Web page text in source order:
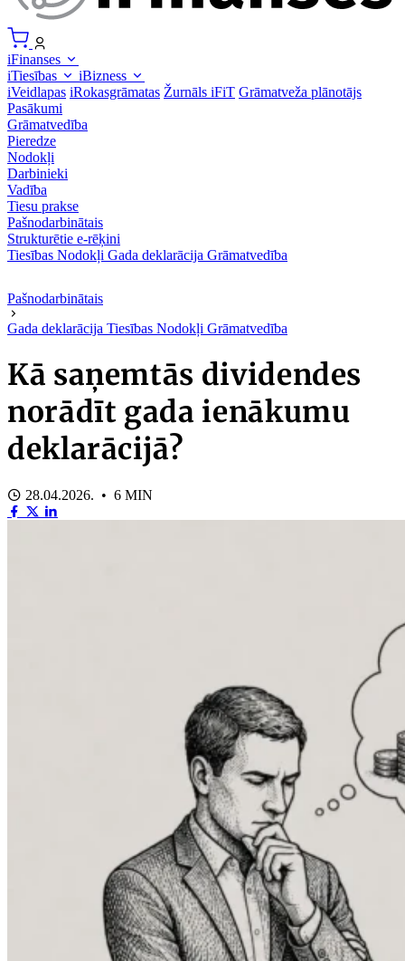
iFinanses
iTiesības
iBizness
iVeidlapas iRokasgrāmatas Žurnāls iFiT Grāmatveža plānotājs
Pasākumi
Grāmatvedība
Pieredze
Nodokļi
Darbinieki
Vadība
Tiesu prakse
Pašnodarbinātais
Strukturētie e-rēķini
Tiesības Nodokļi Gada deklarācija Grāmatvedība
Pašnodarbinātais
Gada deklarācija Tiesības Nodokļi Grāmatvedība
Kā saņemtās dividendes
norādīt gada ienākumu
deklarācijā?
28.04.2026. • 6 MIN